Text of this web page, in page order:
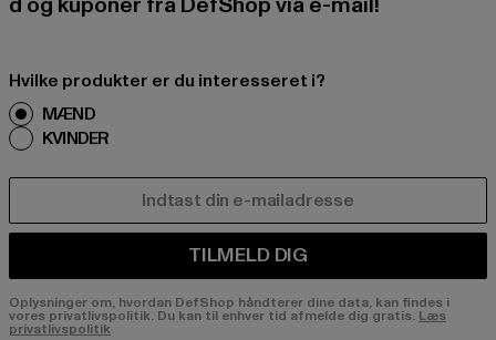
Hvilke produkter er du interesseret i?
MÆND
KVINDER
TILMELD DIG
Oplysninger om, hvordan DefShop håndterer dine data, kan findes i
vores privatlivspolitik. Du kan til enhver tid afmelde dig gratis. Læs
privatlivspolitik